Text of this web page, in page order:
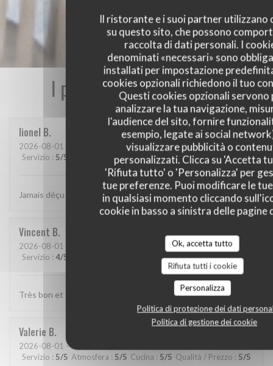
Il ristorante e i suoi partner utilizzano
su questo sito, che possono
raccolta di dati personali. I
denominati «necessari» sono
installati per impostazione
cookies opzionali richiedono il tuo
Questi cookies opzionali servono
analizzare la tua navigazione,
l'audience del sito, fornire
esempio, legate ai social
visualizzare pubblicità o
personalizzati. Clicca su 'Accetta
'Rifiuta tutto' o 'Personalizza' per
tue preferenze. Puoi modificare le
in qualsiasi momento cliccando
cookie in basso a sinistra delle pagine
Ok, accetta tutto
Rifiuta tutti i cookie
Personalizza
Politica di protezione dei dati
Politica di gestione dei cookie
I pareri dei nostri clienti
lionel B
2026-08-01
- 20:15 - Ospiti 2
Servizio : 5/5 5/5 Cucina:5/5 Qualità / Prezzo :5/5
Jamais déçu chez cabane.. jf Bury et ses lutins sont au top..
Vincent B
2026-08-01
Servizio : 4/5 5/5 Qualità / Prezzo:5/5
Très bon et très bien presenté
Valerie B
2026-08-01 - 13:15 - Ospiti 2
Servizio : 5/5 Atmosfera : 5/5 Cucina : 5/5 Qualità / Prezzo : 5/5